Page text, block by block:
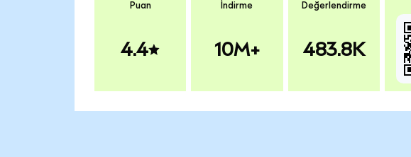
Puan
4.4
İndirme
10M+
Değerlendirme
483.8K